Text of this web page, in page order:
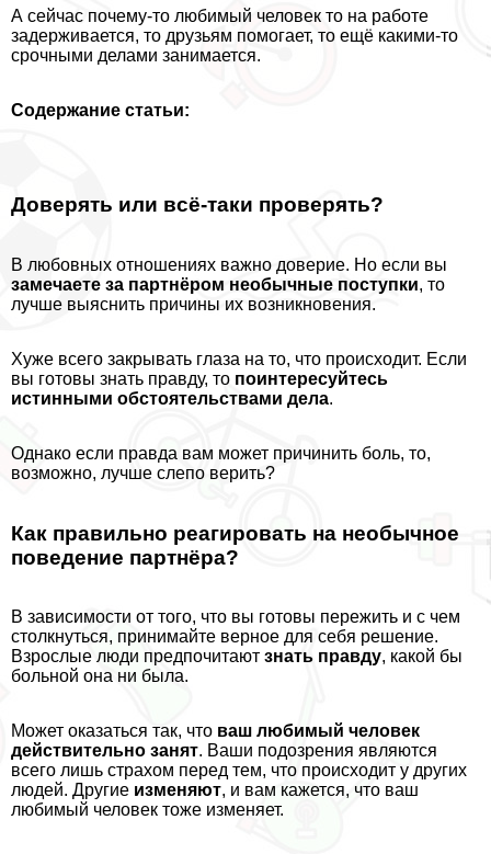
А сейчас почему-то любимый человек то на работе
задерживается, то друзьям помогает, то ещё какими-то
срочными делами занимается.
Содержание статьи:
Доверять или всё-таки проверять?
В любовных отношениях важно доверие. Но если вы
замечаете за партнёром необычные поступки, то
лучше выяснить причины их возникновения.
Хуже всего закрывать глаза на то, что происходит. Если
вы готовы знать правду, то поинтересуйтесь
истинными обстоятельствами дела.
Однако если правда вам может причинить боль, то,
возможно, лучше слепо верить?
Как правильно реагировать на необычное
поведение партнёра?
В зависимости от того, что вы готовы пережить и с чем
столкнуться, принимайте верное для себя решение.
Взрослые люди предпочитают знать правду, какой бы
больной она ни была.
Может оказаться так, что ваш любимый человек
действительно занят. Ваши подозрения являются
всего лишь страхом перед тем, что происходит у других
людей. Другие изменяют, и вам кажется, что ваш
любимый человек тоже изменяет.